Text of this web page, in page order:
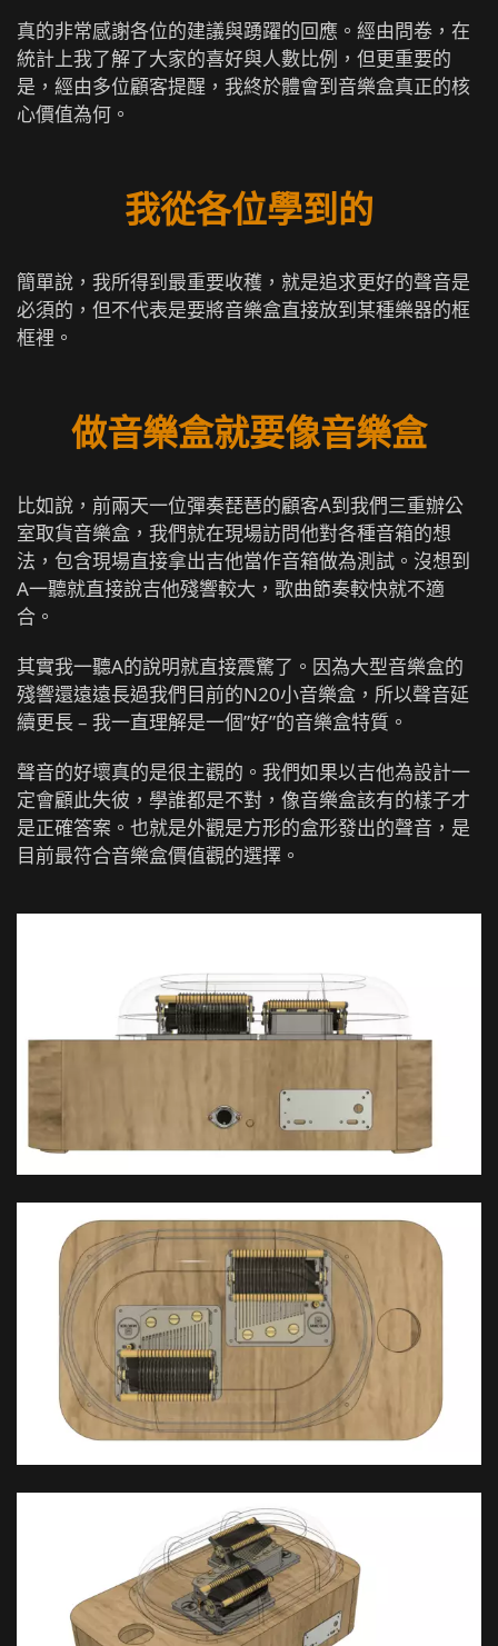
真的非常感謝各位的建議與踴躍的回應。經由問卷，在
統計上我了解了大家的喜好與人數比例，但更重要的
是，經由多位顧客提醒，我終於體會到音樂盒真正的核
心價值為何。
我從各位學到的
簡單說，我所得到最重要收穫，就是追求更好的聲音是
必須的，但不代表是要將音樂盒直接放到某種樂器的框
框裡。
做音樂盒就要像音樂盒
比如說，前兩天一位彈奏琵琶的顧客A到我們三重辦公
室取貨音樂盒，我們就在現場訪問他對各種音箱的想
法，包含現場直接拿出吉他當作音箱做為測試。沒想到
A一聽就直接說吉他殘響較大，歌曲節奏較快就不適
合。
其實我一聽A的說明就直接震驚了。因為大型音樂盒的
殘響還遠遠長過我們目前的N20小音樂盒，所以聲音延
續更長 – 我一直理解是一個”好”的音樂盒特質。
聲音的好壞真的是很主觀的。我們如果以吉他為設計一
定會顧此失彼，學誰都是不對，像音樂盒該有的樣子才
是正確答案。也就是外觀是方形的盒形發出的聲音，是
目前最符合音樂盒價值觀的選擇。